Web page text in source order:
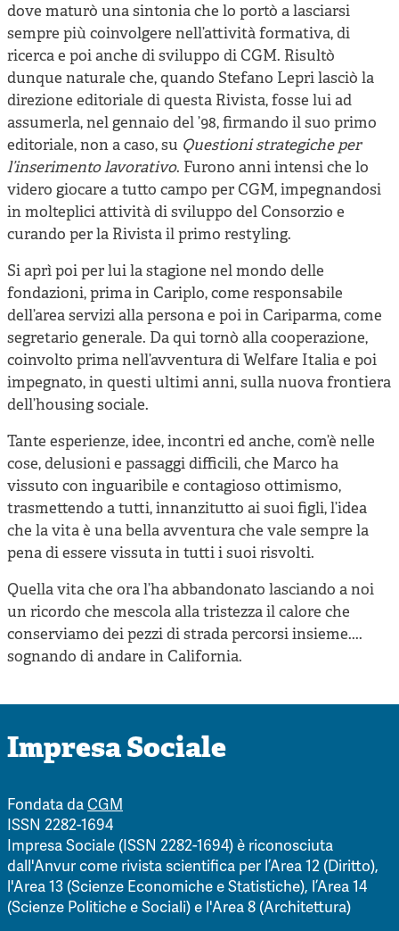
dove maturò una sintonia che lo portò a lasciarsi
sempre più coinvolgere nell’attività formativa, di
ricerca e poi anche di sviluppo di CGM. Risultò
dunque naturale che, quando Stefano Lepri lasciò la
direzione editoriale di questa Rivista, fosse lui ad
assumerla, nel gennaio del ’98, firmando il suo primo
editoriale, non a caso, su Questioni strategiche per
l’inserimento lavorativo. Furono anni intensi che lo
videro giocare a tutto campo per CGM, impegnandosi
in molteplici attività di sviluppo del Consorzio e
curando per la Rivista il primo restyling.
Si aprì poi per lui la stagione nel mondo delle
fondazioni, prima in Cariplo, come responsabile
dell’area servizi alla persona e poi in Cariparma, come
segretario generale. Da qui tornò alla cooperazione,
coinvolto prima nell’avventura di Welfare Italia e poi
impegnato, in questi ultimi anni, sulla nuova frontiera
dell’housing sociale.
Tante esperienze, idee, incontri ed anche, com’è nelle
cose, delusioni e passaggi difficili, che Marco ha
vissuto con inguaribile e contagioso ottimismo,
trasmettendo a tutti, innanzitutto ai suoi figli, l’idea
che la vita è una bella avventura che vale sempre la
pena di essere vissuta in tutti i suoi risvolti.
Quella vita che ora l’ha abbandonato lasciando a noi
un ricordo che mescola alla tristezza il calore che
conserviamo dei pezzi di strada percorsi insieme....
sognando di andare in California.
Impresa Sociale
Fondata daCGM
ISSN 2282-1694
Impresa Sociale (ISSN 2282-1694) è riconosciuta
dall'Anvur come rivista scientifica per l’Area 12 (Diritto),
l'Area 13 (Scienze Economiche e Statistiche), l’Area 14
(Scienze Politiche e Sociali) e l'Area 8 (Architettura)